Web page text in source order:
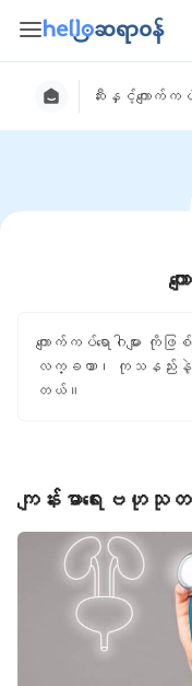
ဆီးနှင့်ကျောက်ကပ်
က
ကျောက်ကပ်ရောဂါများ ကိုဖြ
လက္ခဏာ၊ ကုသနည်းနဲ့
တယ်။
ကျန်းမာရေးဗဟုသုတ